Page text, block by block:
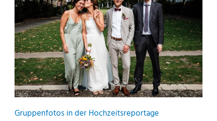
Gruppenfotos in der Hochzeitsreportage